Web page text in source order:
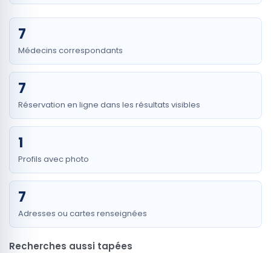
7
Médecins correspondants
7
Réservation en ligne dans les résultats visibles
1
Profils avec photo
7
Adresses ou cartes renseignées
Recherches aussi tapées